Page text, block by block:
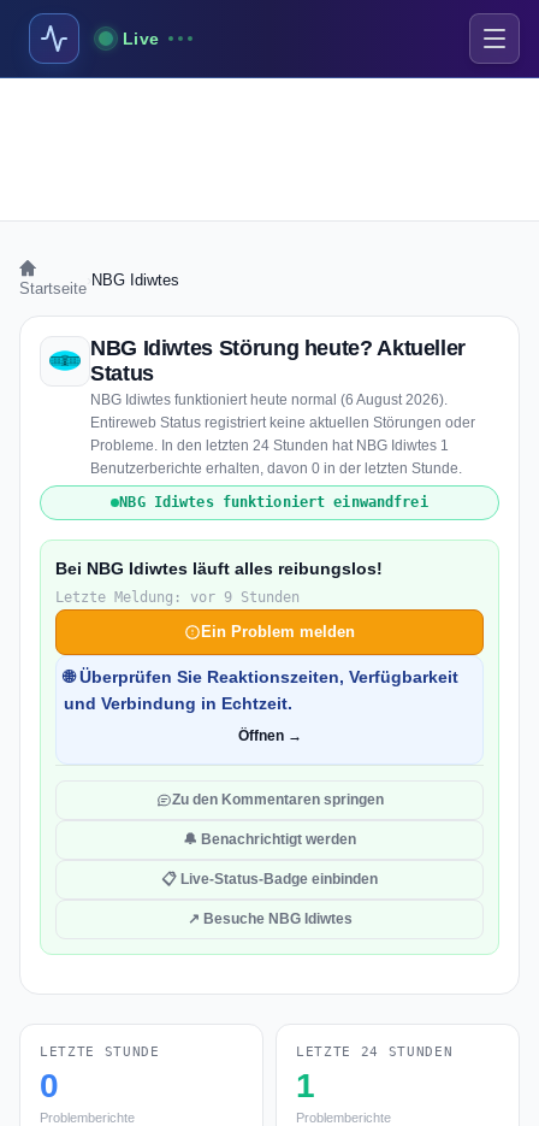
Live
Startseite NBG Idiwtes
NBG Idiwtes Störung heute? Aktueller
Status
NBG Idiwtes funktioniert heute normal (6 August 2026).
Entireweb Status registriert keine aktuellen Störungen oder
Probleme. In den letzten 24 Stunden hat NBG Idiwtes 1
Benutzerberichte erhalten, davon 0 in der letzten Stunde.
NBG Idiwtes funktioniert einwandfrei
Bei NBG Idiwtes läuft alles reibungslos!
Letzte Meldung: vor 9 Stunden
Ein Problem melden
🌐 Überprüfen Sie Reaktionszeiten, Verfügbarkeit
und Verbindung in Echtzeit.
Öffnen →
Zu den Kommentaren springen
🔔 Benachrichtigt werden
📋 Live-Status-Badge einbinden
↗ Besuche NBG Idiwtes
LETZTE STUNDE
0
Problemberichte
LETZTE 24 STUNDEN
1
Problemberichte